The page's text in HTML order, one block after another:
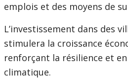
emplois et des moyens de
L’investissement dans des
stimulera la croissance
renforçant la résilience et
climatique.